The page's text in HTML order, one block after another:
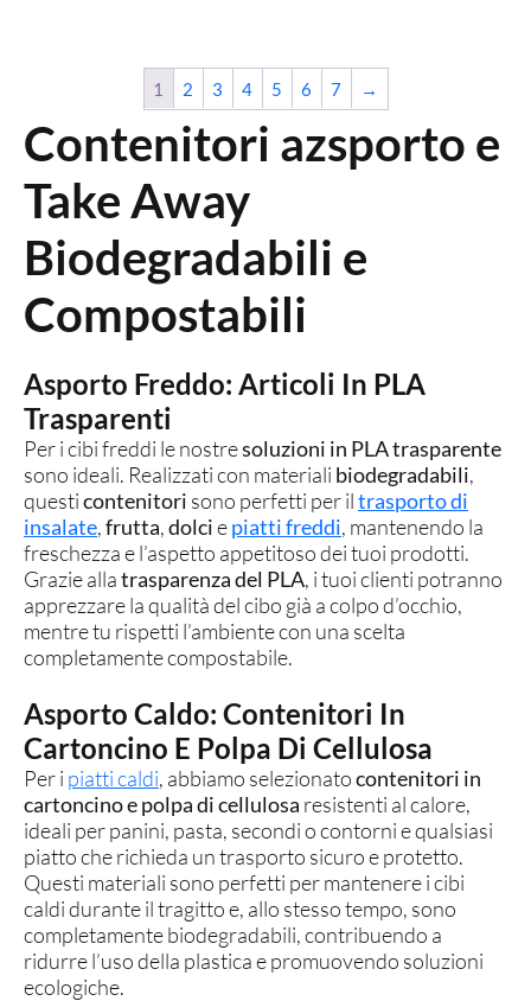
1 2 3 4 5 6 7 →
Contenitori azsporto e
Take Away
Biodegradabili e
Compostabili
Asporto Freddo: Articoli In PLA
Trasparenti
Per i cibi freddi le nostresoluzioni in PLA trasparente
sono ideali. Realizzati con materiali biodegradabili,
questicontenitori sono perfetti per iltrasporto di
insalate,frutta,dolciepiatti freddi, mantenendo la
freschezza e l’aspetto appetitoso dei tuoi prodotti.
Grazie allatrasparenza del PLA, i tuoi clienti potranno
apprezzare la qualità del cibo già a colpo d’occhio,
mentre tu rispetti l’ambiente con una scelta
completamente compostabile.
Asporto Caldo: Contenitori In
Cartoncino E Polpa Di Cellulosa
Per i piatti caldi, abbiamo selezionatocontenitori in
cartoncino e polpa di cellulosa resistenti al calore,
ideali per panini, pasta, secondi o contorni e qualsiasi
piatto che richieda un trasporto sicuro e protetto.
Questi materiali sono perfetti per mantenere i cibi
caldi durante il tragitto e, allo stesso tempo, sono
completamente biodegradabili, contribuendo a
ridurre l’uso della plastica e promuovendo soluzioni
ecologiche.